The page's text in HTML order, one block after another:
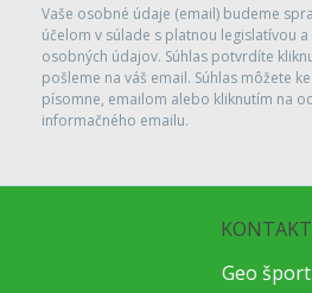
Vaše osobné údaje (email) budeme
účelom v súlade s platnou legislatívou
osobných údajov. Súhlas potvrdíte
pošleme na váš email. Súhlas môžete
písomne, emailom alebo kliknutím na
informačného emailu.
KONTAKT
Geo šport